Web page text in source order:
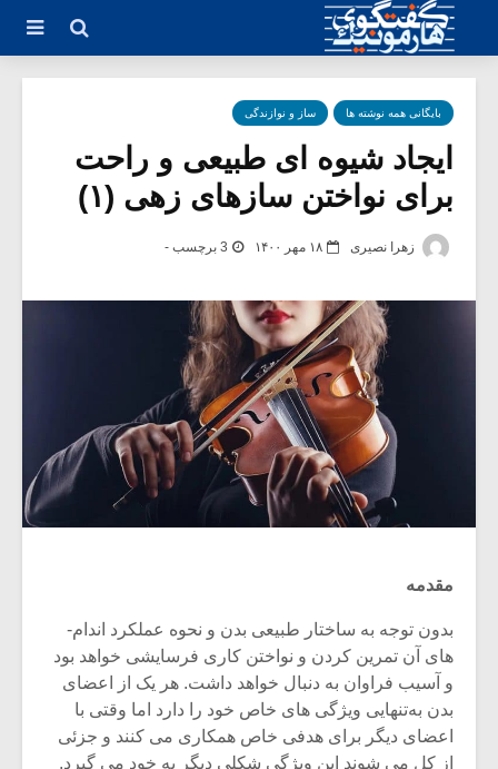
بایگانی همه نوشته ها ساز و نوازندگی
ایجاد شیوه ای طبیعی و راحت
برای نواختن سازهای زهی (۱)
زهرا نصیری ۱۸ مهر ۱۴۰۰ 3 برچسب -
مقدمه
بدون توجه به ساختار طبیعی بدن و نحوه عملکرد اندام­
های آن تمرین کردن و نواختن کاری فرسایشی خواهد بود
و آسیب فراوان به دنبال خواهد داشت. هر یک از اعضای
بدن به‌تنهایی ویژگی ­های خاص خود را دارد اما وقتی با
اعضای دیگر برای هدفی خاص همکاری می­ کنند و جزئی
از کل می ­شوند این ویژگی شکلی دیگر به خود می­ گیرد.